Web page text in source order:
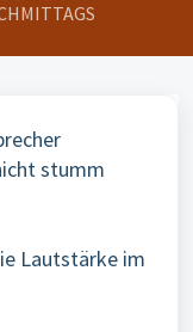
stumm
Lautstärke im